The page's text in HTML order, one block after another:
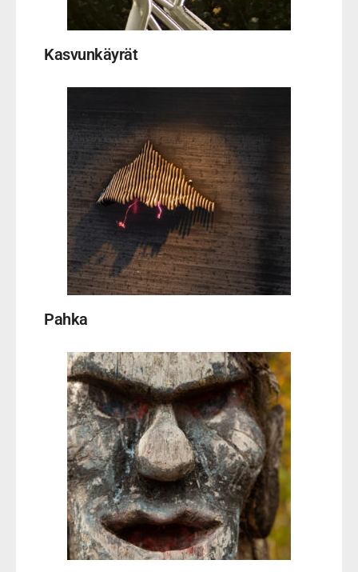
Kasvunkäyrät
Pahka